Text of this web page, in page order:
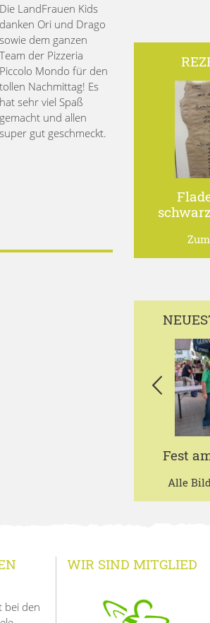
Die LandFrauen Kids
danken Ori und Drago
sowie dem ganzen
Team der Pizzeria
Piccolo Mondo für den
tollen Nachmittag! Es
hat sehr viel Spaß
gemacht und allen
super gut geschmeckt.
Fest
Alle
bei den
WIR SIND MITGLIED